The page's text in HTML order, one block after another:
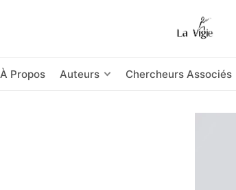
À Propos Auteurs Chercheurs Associés